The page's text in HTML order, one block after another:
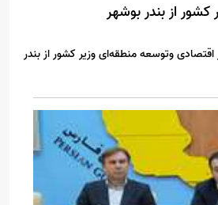
کشور از بندر بوشهر
و‌توسعه منطقه‌ای وزیر کشور از بندر